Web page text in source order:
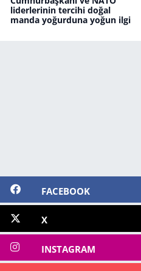
liderlerinin tercihi doğal
manda yoğurduna yoğun ilgi
FACEBOOK
X
INSTAGRAM